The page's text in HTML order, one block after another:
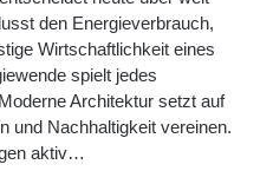
den Energieverbrauch,
Wirtschaftlichkeit eines
spielt jedes
Architektur setzt auf
und Nachhaltigkeit vereinen.
aktiv…